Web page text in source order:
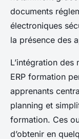
documents
électroniques
la présence des
L’intégration des
ERP formation
apprenants
planning et
formation. Ces
d’obtenir en